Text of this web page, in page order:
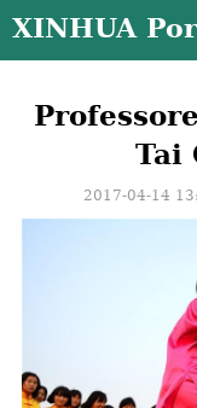
XINHUA
Tai
2017-04-14